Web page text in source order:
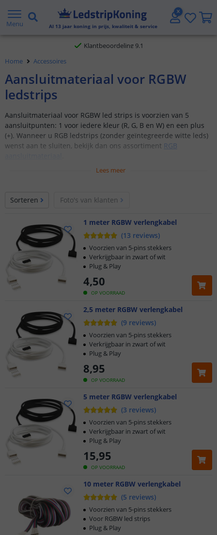
Menu Al 13 jaar koning in prijs, kwaliteit & service
Gratis verzending vanaf € 20,- NL en BE
Klantbeoordeling 9.1
Voor 23:45 uur besteld,
Home Accessoires
Aansluitmateriaal voor RGBW
ledstrips
Aansluitmateriaal voor RGBW led strips is voorzien van 5
aansluitpunten: 1 voor iedere kleur (R, G, B en W) en een plus
(+). Wanneer u RGB ledstrips (zonder geïntegreerde witte leds)
wenst aan te sluiten, bekijk dan ons assortiment RGB
Lees meer
Sorteren Foto's van klanten
1 meter RGBW verlengkabel
(13 reviews)
OP VOORRAAD
4,50
Voorzien van 5-pins stekkers
Verkrijgbaar in zwart of wit
Plug & Play
2,5 meter RGBW verlengkabel
(9 reviews)
OP VOORRAAD
8,95
Voorzien van 5-pins stekkers
Verkrijgbaar in zwart of wit
Plug & Play
5 meter RGBW verlengkabel
(3 reviews)
OP VOORRAAD
15,95
Voorzien van 5-pins stekkers
Verkrijgbaar in zwart of wit
Plug & Play
10 meter RGBW verlengkabel
(5 reviews)
Voorzien van 5-pins stekkers
Voor RGBW led strips
Plug & Play